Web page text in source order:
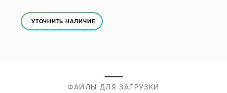
УТОЧНИТЬ НАЛИЧИЕ
ФАЙЛЫ ДЛЯ ЗАГРУЗКИ